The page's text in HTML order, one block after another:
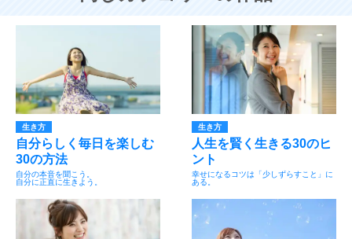
生き方
自分らしく毎日を楽しむ
30の方法
自分の本音を聞こう。
自分に正直に生きよう。
生き方
人生を賢く生きる30のヒ
ント
幸せになるコツは「少しずらすこと」に
ある。